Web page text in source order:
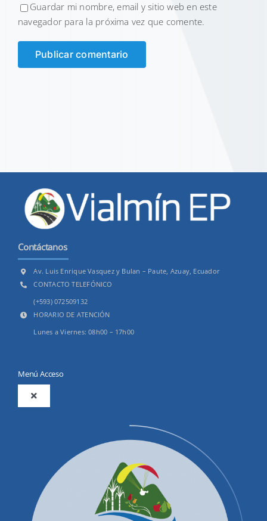
Guardar mi nombre, email y sitio web en este
navegador para la próxima vez que comente.
Contáctanos
Av. Luis Enrique Vasquez y Bulan – Paute, Azuay, Ecuador
CONTACTO TELEFÓNICO
(+593) 072509132
HORARIO DE ATENCIÓN
Lunes a Viernes: 08h00 – 17h00
Menú Acceso
Toggle
Productos y Servicios
Convocatorias Precalificación